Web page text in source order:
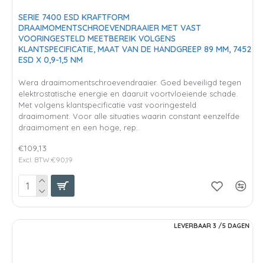
SERIE 7400 ESD KRAFTFORM
DRAAIMOMENTSCHROEVENDRAAIER MET VAST
VOORINGESTELD MEETBEREIK VOLGENS
KLANTSPECIFICATIE, MAAT VAN DE HANDGREEP 89 MM, 7452
ESD X 0,9-1,5 NM
Wera draaimomentschroevendraaier. Goed beveiligd tegen
elektrostatische energie en daaruit voortvloeiende schade.
Met volgens klantspecificatie vast vooringesteld
draaimoment. Voor alle situaties waarin constant eenzelfde
draaimoment en een hoge, rep..
€109,13
Excl. BTW:€90,19
LEVERBAAR 3 /5 DAGEN